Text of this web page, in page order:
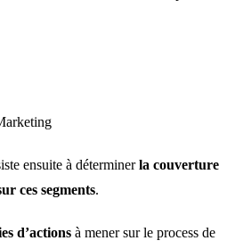
ensuite à déterminerla couverture
ces segments.
d’actions à mener sur le process de